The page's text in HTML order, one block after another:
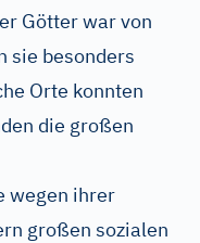
Götter war von
sie besonders
Orte konnten
die großen
wegen ihrer
großen sozialen